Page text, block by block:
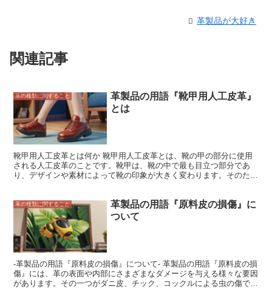
革製品が大好き
関連記事
革の種類に関すること
革製品の用語『靴甲用人工皮革』
とは
靴甲用人工皮革とは何か 靴甲用人工皮革とは、靴の甲の部分に使用
される人工皮革のことです。靴甲は、靴の中で最も目立つ部分であ
り、デザインや素材によって靴の印象が大きく変わります。そのた
あります。また、天然皮革よりも安価で、お手入れがしやすいという
メリットがあります。そのため、近年では、靴甲用人工皮革を使用し
た靴が広く普及しています。 靴甲用人工皮革は、主にポリウレタン
樹脂や塩化ビニル樹脂で製造されています。これらの樹脂は、天然皮
革と同様の風合いを再現することができるため、靴甲用人工皮革は、
天然皮革と見分けがつかないほどリアルな仕上がりになっています。
靴甲用人工皮革は、天然皮革よりも耐久性に優れているというメリッ
トもあります。そのため、靴甲用人工皮革を使用した靴は、長期間使
用することができます。また、靴甲用人工皮革は、天然皮革よりも水
革の種類に関すること
革製品の用語『原料皮の損傷』に
ついて
-革製品の用語『原料皮の損傷』について- 革製品の用語『原料皮の損
傷』には、革の表面や内部にさまざまなダメージを与える様々な要因
があります。その一つがダニ皮、チック、コックルによる虫の傷で